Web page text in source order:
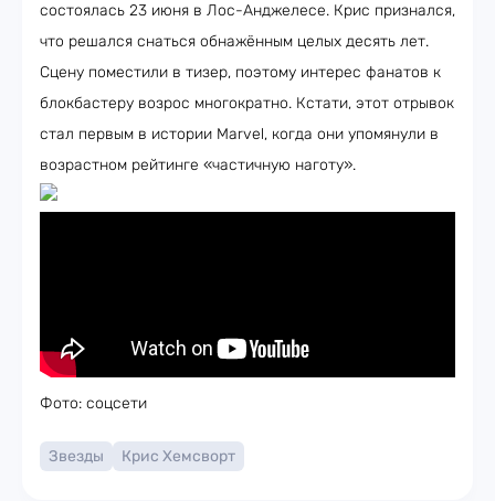
состоялась 23 июня в Лос-Анджелесе. Крис признался,
что решался снаться обнажённым целых десять лет.
Сцену поместили в тизер, поэтому интерес фанатов к
блокбастеру возрос многократно. Кстати, этот отрывок
стал первым в истории Marvel, когда они упомянули в
возрастном рейтинге «частичную наготу».
Фото: соцсети
Звезды Крис Хемсворт